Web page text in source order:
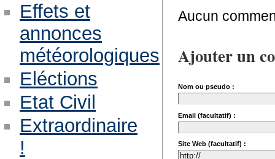
Aucun
Ajouter un
Nom ou pseudo :
Email (facultatif) :
Site Web (facultatif) :
Effets et
annonces
météorologiques
Eléctions
Etat Civil
Extraordinaire
!